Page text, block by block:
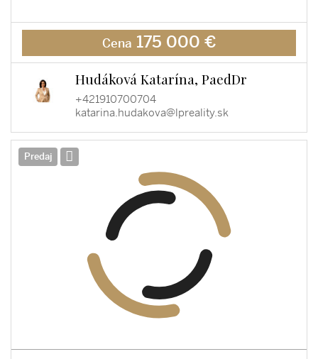
Cena 175 000 €
Hudáková Katarína, PaedDr
+421910700704
katarina.hudakova@lpreality.sk
Predaj